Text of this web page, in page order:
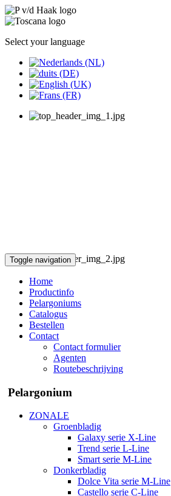
Select your language
Toggle navigation
Home
Productinfo
Pelargoniums
Catalogus
Bestellen
Contact
Contact formulier
Agenten
Routebeschrijving
Pelargonium
ZONALE
Groenbladig
Galaxy serie X-Line
Trend serie L-Line
Smart serie M-Line
Donkerbladig
Dolce Vita serie M-Line
Castello serie C-Line